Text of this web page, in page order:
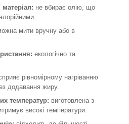
не вбирає олію, що
мити вручну або в
екологічно та
рівномірному нагріванню
додавання жиру.
температур: виготовлена з
високі температури.